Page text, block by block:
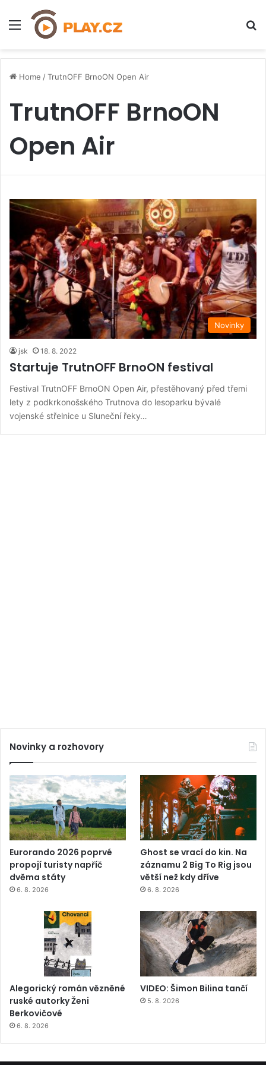
Menu
Home /TrutnOFF BrnoON Open Air
TrutnOFF BrnoON
Open Air
Novinky
jsk 18. 8. 2022
Startuje TrutnOFF BrnoON festival
Festival TrutnOFF BrnoON Open Air, přestěhovaný před třemi
lety z podkrkonošského Trutnova do lesoparku bývalé
vojenské střelnice u Sluneční řeky…
Novinky a rozhovory
Eurorando 2026 poprvé
propojí turisty napříč
dvěma státy
6. 8. 2026
Ghost se vrací do kin. Na
záznamu 2 Big To Rig jsou
větší než kdy dříve
6. 8. 2026
Alegorický román vězněné
ruské autorky Ženi
Berkovičové
6. 8. 2026
VIDEO: Šimon Bilina tančí
5. 8. 2026